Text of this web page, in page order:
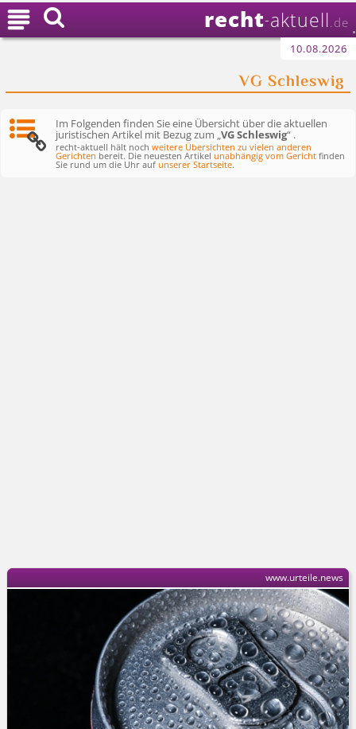
recht-aktuell .de
10.08.2026
VG Schleswig

Im Folgenden finden Sie eine Übersicht über die aktuellen
juristischen Artikel mit Bezug zum „VG Schleswig“ .
recht-aktuell hält nochweitere Übersichten zu vielen anderen
Gerichten bereit. Die neuesten Artikelunabhängig vom Gericht finden
Sie rund um die Uhr aufunserer Startseite.
www.urteile.news